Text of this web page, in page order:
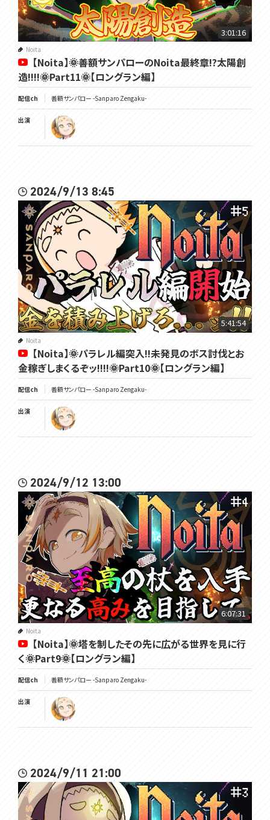
3:01:16
Noita
【Noita】🌞善額サンパローのNoita最終章!?太陽創
造!!!!🌞Part11🌞【ロングラン編】
配信ch 善額サンパロー -Sanparo Zengaku-
出演
2024/9/13 8:45
5:41:54
Noita
【Noita】🌞パラレル編突入!!未発見のボス討伐とお
金稼ぎしまくるぞッ!!!!🌞Part10🌞【ロングラン編】
配信ch 善額サンパロー -Sanparo Zengaku-
出演
2024/9/12 13:00
6:07:31
Noita
【Noita】🌞塔を制したその先に広がる世界を見に行
く🌞Part9🌞【ロングラン編】
配信ch 善額サンパロー -Sanparo Zengaku-
出演
2024/9/11 21:00